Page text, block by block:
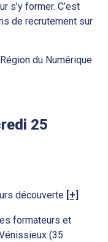
s’y former. C’est
de recrutement sur
du Numérique
25
découverte [+]
formateurs et
(35